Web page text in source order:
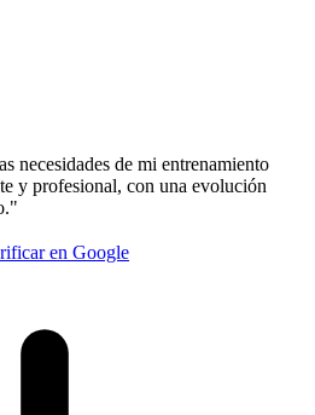
necesidades de mi entrenamiento
y profesional, con una evolución
en Google